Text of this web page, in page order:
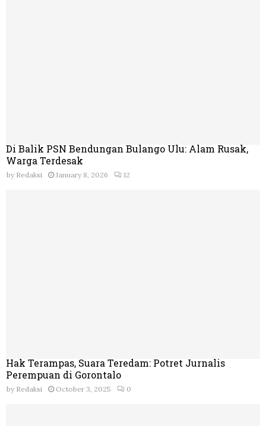
Di Balik PSN Bendungan Bulango Ulu: Alam Rusak,
Warga Terdesak
by Redaksi January 8, 2026 12
Hak Terampas, Suara Teredam: Potret Jurnalis
Perempuan di Gorontalo
by Redaksi October 3, 2025 0